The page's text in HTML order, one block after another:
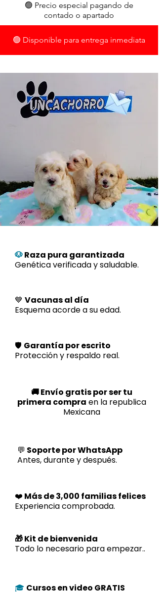
🟢 Precio especial pagando de
contado o apartado
🟢 Disponible para entrega inmediata
🐶Raza pura garantizada
Genética verificada y saludable.
💙 Vacunas al día
Esquema acorde a su edad.
🛡️ Garantía por escrito
Protección y respaldo real.
🚚 Envío gratis por ser tu
primera compra en la republica
Mexicana
💬 Soporte por WhatsApp
Antes, durante y después.
❤️ Más de 3,000 familias felices
Experiencia comprobada.
🎁 Kit de bienvenida
Todo lo necesario para empezar..
🎓 Cursos en video GRATIS